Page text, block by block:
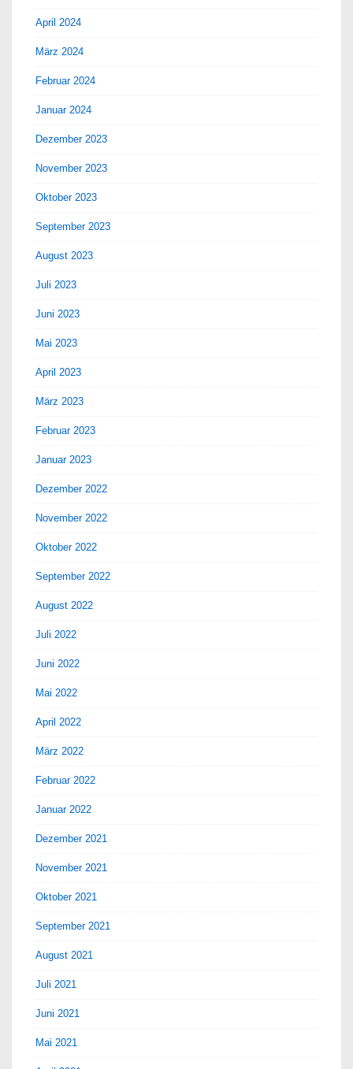
April 2024
März 2024
Februar 2024
Januar 2024
Dezember 2023
November 2023
Oktober 2023
September 2023
August 2023
Juli 2023
Juni 2023
Mai 2023
April 2023
März 2023
Februar 2023
Januar 2023
Dezember 2022
November 2022
Oktober 2022
September 2022
August 2022
Juli 2022
Juni 2022
Mai 2022
April 2022
März 2022
Februar 2022
Januar 2022
Dezember 2021
November 2021
Oktober 2021
September 2021
August 2021
Juli 2021
Juni 2021
Mai 2021